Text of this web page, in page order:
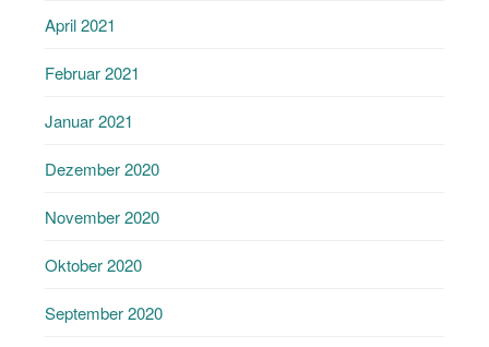
April 2021
Februar 2021
Januar 2021
Dezember 2020
November 2020
Oktober 2020
September 2020